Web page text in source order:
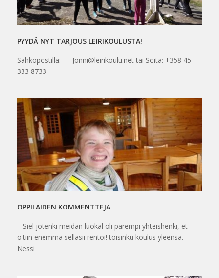
PYYDÄ NYT TARJOUS LEIRIKOULUSTA!
Sähköpostilla: Jonni@leirikoulu.net tai Soita: +358 45
333 8733
OPPILAIDEN KOMMENTTEJA
– Siel jotenki meidän luokal oli parempi yhteishenki, et
oltiin enemmä sellasii rentoi! toisinku koulus yleensä.
Nessi